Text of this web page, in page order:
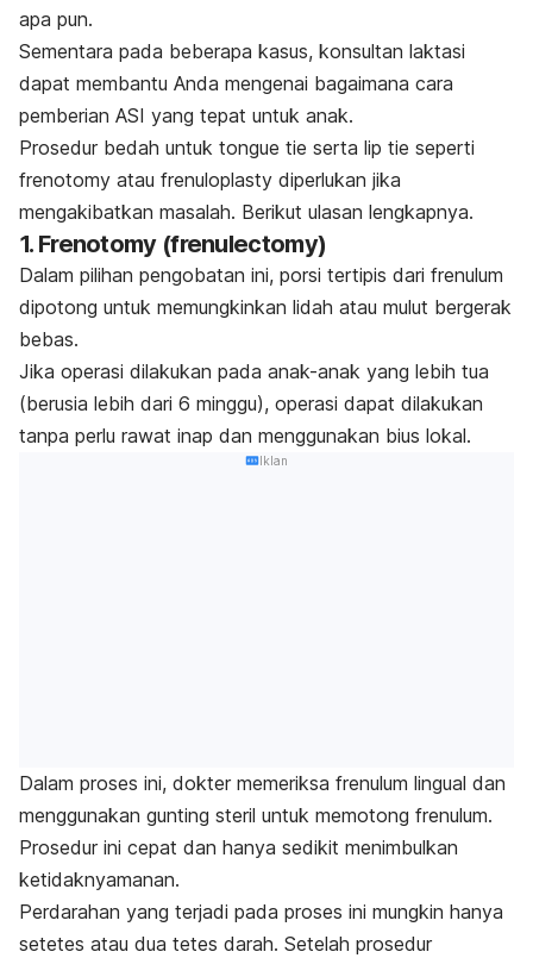
apa pun.
Sementara pada beberapa kasus, konsultan laktasi
dapat membantu Anda mengenai bagaimana cara
pemberian ASI yang tepat untuk anak.
Prosedur bedah untuk tongue tie serta lip tie seperti
frenotomy atau frenuloplasty diperlukan jika
mengakibatkan masalah. Berikut ulasan lengkapnya.
1. Frenotomy (frenulectomy)
Dalam pilihan pengobatan ini, porsi tertipis dari frenulum
dipotong untuk memungkinkan lidah atau mulut bergerak
bebas.
Jika operasi dilakukan pada anak-anak yang lebih tua
(berusia lebih dari 6 minggu), operasi dapat dilakukan
tanpa perlu rawat inap dan menggunakan bius lokal.
Iklan
Dalam proses ini, dokter memeriksa frenulum lingual dan
menggunakan gunting steril untuk memotong frenulum.
Prosedur ini cepat dan hanya sedikit menimbulkan
ketidaknyamanan.
Perdarahan yang terjadi pada proses ini mungkin hanya
setetes atau dua tetes darah. Setelah prosedur